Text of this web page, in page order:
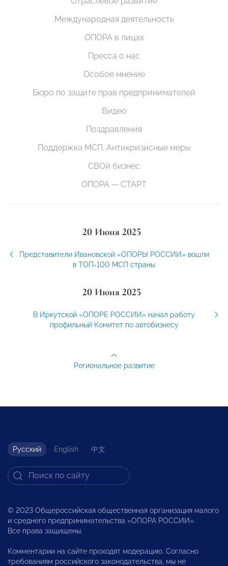
Международная деятельность
ОПОРА в лицах
Пресса о нас
Особое мнение
Бюро по защите прав предпринимателей
Видео
Поздравления
Поддержка МСП. Антикризисные меры
СВОй бизнес
ОПОРА — СТАРТ
20 Июня 2025
Представители Ивановской «ОПОРЫ РОССИИ» вошли
в ТОП-100 МСП страны
20 Июня 2025
В Иркутской «ОПОРЕ РОССИИ» начал работу
профильный Комитет по автобизнесу
Региональное развитие
Русский English 中文
© 2023 Общероссийская общественная организация малого
и среднего предпринимательства «ОПОРА РОССИИ».
Все права защищены.
Комментарии на сайте проходят модерацию. Согласно
требованиям российского законодательства, мы не